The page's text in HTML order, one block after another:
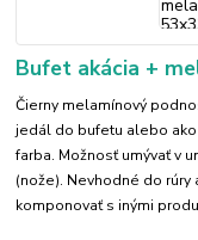
Bufet akácia +
Čierny melamínový
jedál do bufetu alebo
farba. Možnosť umývať v
(nože). Nevhodné do rúry
komponovať s inými